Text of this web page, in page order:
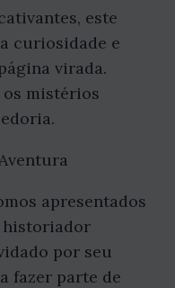
este
curiosidade e
virada.
os mistérios
apresentados
historiador
por seu
fazer parte de